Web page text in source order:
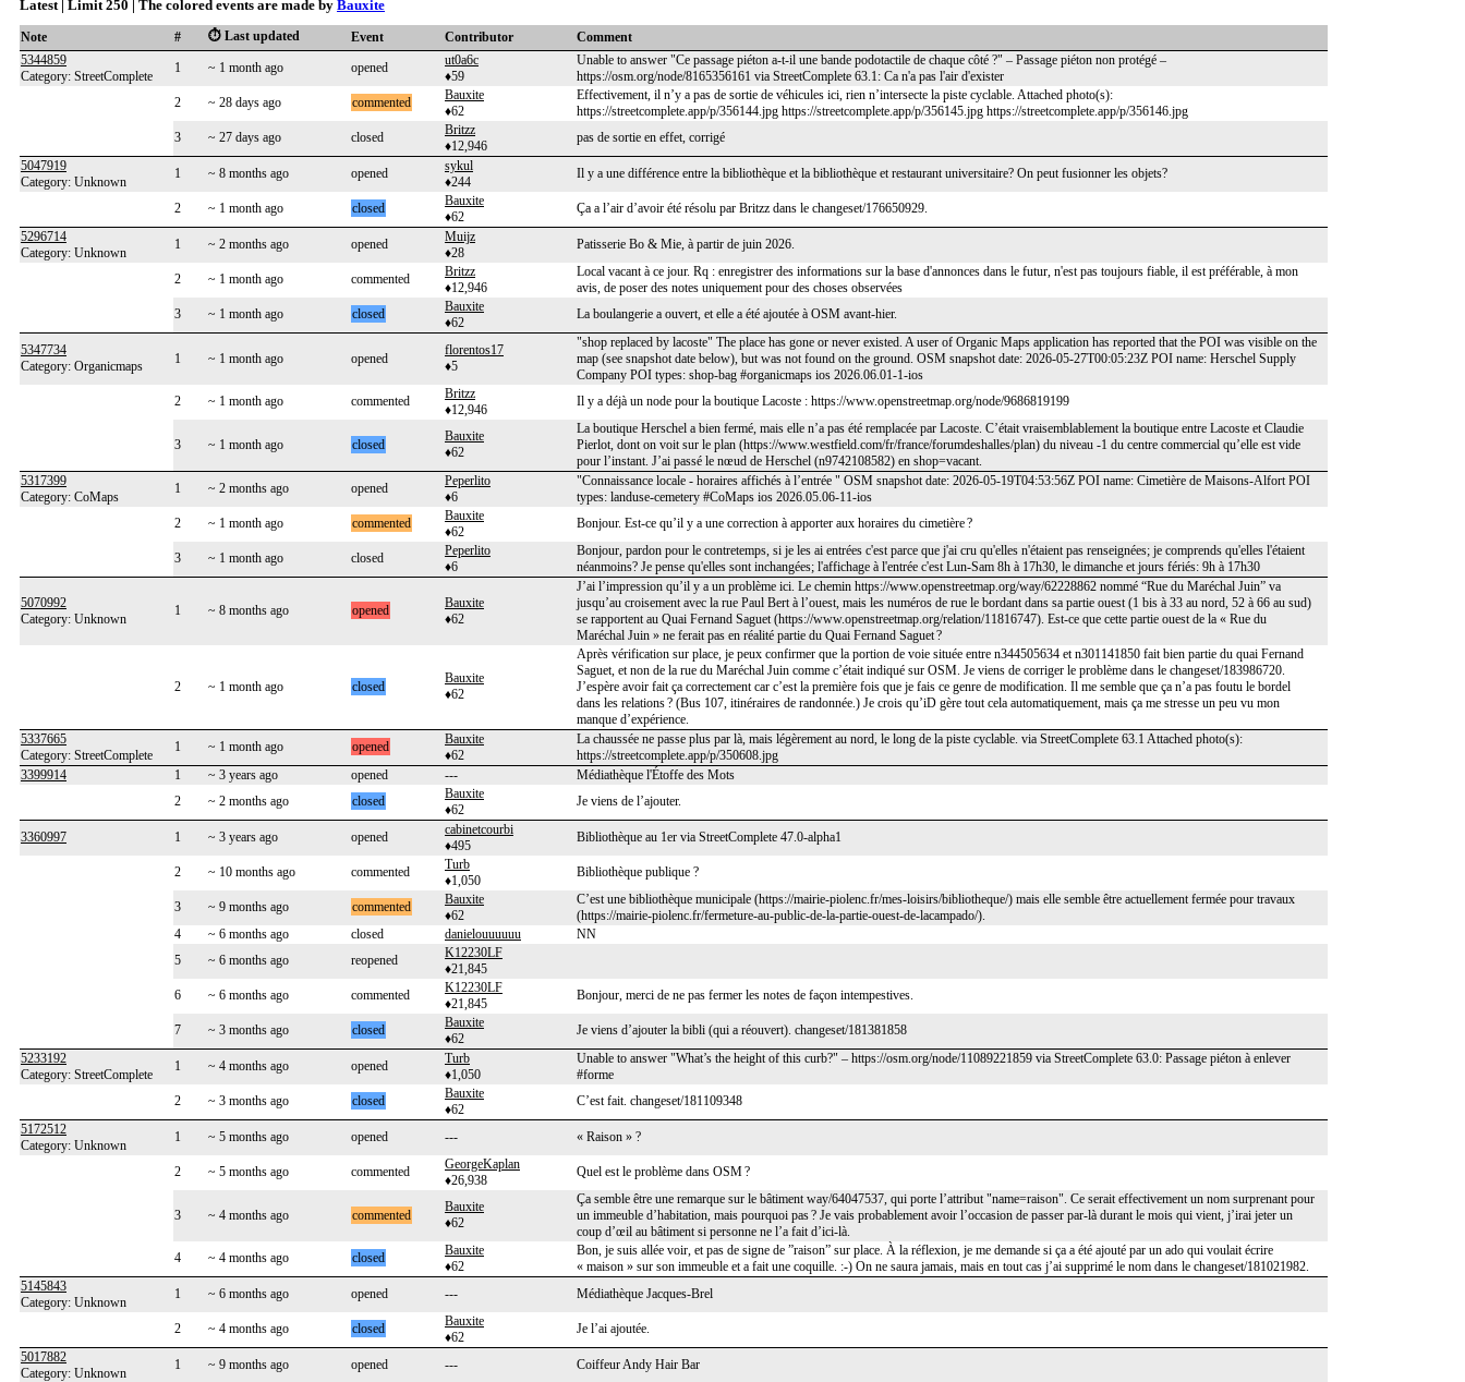
Latest | Limit 250 | The colored events are made by Bauxite
Note # ⏱️ Last updated Event Contributor
Comment
5344859
Category: StreetComplete
1 ~ 1 month ago opened
ut0a6c
♦59
Unable to answer "Ce passage piéton a-t-il une bande podotactile de chaque côté ?" – Passage piéton non protégé –
https://osm.org/node/8165356161 via StreetComplete 63.1: Ca n'a pas l'air d'exister
2
~ 28 days ago commented
Bauxite
♦62
Effectivement, il n’y a pas de sortie de véhicules ici, rien n’intersecte la piste cyclable. Attached photo(s):
https://streetcomplete.app/p/356144.jpg https://streetcomplete.app/p/356145.jpg https://streetcomplete.app/p/356146.jpg
3
~ 27 days ago closed
Britzz
♦12,946
pas de sortie en effet, corrigé
5047919
Category: Unknown
1 ~ 8 months ago opened
sykul
♦244
Il y a une différence entre la bibliothèque et la bibliothèque et restaurant universitaire? On peut fusionner les objets?
2 ~ 1 month ago closed
Bauxite
♦62
Ça a l’air d’avoir été résolu par Britzz dans le changeset/176650929.
5296714
Category: Unknown
1 ~ 2 months ago opened
Muijz
♦28
Patisserie Bo & Mie, à partir de juin 2026.
2 ~ 1 month ago commented
Britzz
♦12,946
Local vacant à ce jour. Rq : enregistrer des informations sur la base d'annonces dans le futur, n'est pas toujours fiable, il est préférable, à mon
avis, de poser des notes uniquement pour des choses observées
3
~ 1 month ago closed
Bauxite
♦62
La boulangerie a ouvert, et elle a été ajoutée à OSM avant-hier.
5347734
Category: Organicmaps
1 ~ 1 month ago opened
florentos17
♦5
"shop replaced by lacoste" The place has gone or never existed. A user of Organic Maps application has reported that the POI was visible on the
map (see snapshot date below), but was not found on the ground. OSM snapshot date: 2026-05-27T00:05:23Z POI name: Herschel Supply
Company POI types: shop-bag #organicmaps ios 2026.06.01-1-ios
2
~ 1 month ago commented
Britzz
♦12,946
Il y a déjà un node pour la boutique Lacoste : https://www.openstreetmap.org/node/9686819199
3 ~ 1 month ago closed
Bauxite
♦62
La boutique Herschel a bien fermé, mais elle n’a pas été remplacée par Lacoste. C’était vraisemblablement la boutique entre Lacoste et Claudie
Pierlot, dont on voit sur le plan (https://www.westfield.com/fr/france/forumdeshalles/plan) du niveau -1 du centre commercial qu’elle est vide
pour l’instant. J’ai passé le nœud de Herschel (n9742108582) en shop=vacant.
5317399
Category: CoMaps
1 ~ 2 months ago opened
Peperlito
♦6
"Connaissance locale - horaires affichés à l’entrée " OSM snapshot date: 2026-05-19T04:53:56Z POI name: Cimetière de Maisons-Alfort POI
types: landuse-cemetery #CoMaps ios 2026.05.06-11-ios
2
~ 1 month ago commented
Bauxite
♦62
Bonjour. Est-ce qu’il y a une correction à apporter aux horaires du cimetière ?
3 ~ 1 month ago closed
Peperlito
♦6
Bonjour, pardon pour le contretemps, si je les ai entrées c'est parce que j'ai cru qu'elles n'étaient pas renseignées; je comprends qu'elles l'étaient
néanmoins? Je pense qu'elles sont inchangées; l'affichage à l'entrée c'est Lun-Sam 8h à 17h30, le dimanche et jours fériés: 9h à 17h30
5070992
Category: Unknown
1 ~ 8 months ago opened
Bauxite
♦62
J’ai l’impression qu’il y a un problème ici. Le chemin https://www.openstreetmap.org/way/62228862 nommé “Rue du Maréchal Juin” va
jusqu’au croisement avec la rue Paul Bert à l’ouest, mais les numéros de rue le bordant dans sa partie ouest (1 bis à 33 au nord, 52 à 66 au sud)
se rapportent au Quai Fernand Saguet (https://www.openstreetmap.org/relation/11816747). Est-ce que cette partie ouest de la « Rue du
Maréchal Juin » ne ferait pas en réalité partie du Quai Fernand Saguet ?
2 ~ 1 month ago closed
Bauxite
♦62
Après vérification sur place, je peux confirmer que la portion de voie située entre n344505634 et n301141850 fait bien partie du quai Fernand
Saguet, et non de la rue du Maréchal Juin comme c’était indiqué sur OSM. Je viens de corriger le problème dans le changeset/183986720.
J’espère avoir fait ça correctement car c’est la première fois que je fais ce genre de modification. Il me semble que ça n’a pas foutu le bordel
dans les relations ? (Bus 107, itinéraires de randonnée.) Je crois qu’iD gère tout cela automatiquement, mais ça me stresse un peu vu mon
manque d’expérience.
5337665
Category: StreetComplete
1 ~ 1 month ago opened
Bauxite
♦62
La chaussée ne passe plus par là, mais légèrement au nord, le long de la piste cyclable. via StreetComplete 63.1 Attached photo(s):
https://streetcomplete.app/p/350608.jpg
3399914
1 ~ 3 years ago opened ---
Médiathèque l'Étoffe des Mots
2
~ 2 months ago closed
Bauxite
♦62
Je viens de l’ajouter.
3360997 1 ~ 3 years ago opened
cabinetcourbi
♦495
Bibliothèque au 1er via StreetComplete 47.0-alpha1
2 ~ 10 months ago commented
Turb
♦1,050
Bibliothèque publique ?
3 ~ 9 months ago commented
Bauxite
♦62
C’est une bibliothèque municipale (https://mairie-piolenc.fr/mes-loisirs/bibliotheque/) mais elle semble être actuellement fermée pour travaux
(https://mairie-piolenc.fr/fermeture-au-public-de-la-partie-ouest-de-lacampado/).
4
~ 6 months ago closed danielouuuuuu
NN
5
~ 6 months ago reopened
K12230LF
♦21,845
6
~ 6 months ago commented
K12230LF
♦21,845
Bonjour, merci de ne pas fermer les notes de façon intempestives.
7 ~ 3 months ago closed
Bauxite
♦62
Je viens d’ajouter la bibli (qui a réouvert). changeset/181381858
5233192
Category: StreetComplete
1 ~ 4 months ago opened
Turb
♦1,050
Unable to answer "What’s the height of this curb?" – https://osm.org/node/11089221859 via StreetComplete 63.0: Passage piéton à enlever
#forme
2
~ 3 months ago closed
Bauxite
♦62
C’est fait. changeset/181109348
5172512
Category: Unknown
1 ~ 5 months ago opened --- « Raison » ?
2 ~ 5 months ago commented
GeorgeKaplan
♦26,938
Quel est le problème dans OSM ?
3 ~ 4 months ago commented
Bauxite
♦62
Ça semble être une remarque sur le bâtiment way/64047537, qui porte l’attribut "name=raison". Ce serait effectivement un nom surprenant pour
un immeuble d’habitation, mais pourquoi pas ? Je vais probablement avoir l’occasion de passer par-là durant le mois qui vient, j’irai jeter un
coup d’œil au bâtiment si personne ne l’a fait d’ici-là.
4
~ 4 months ago closed
Bauxite
♦62
Bon, je suis allée voir, et pas de signe de ”raison” sur place. À la réflexion, je me demande si ça a été ajouté par un ado qui voulait écrire
« maison » sur son immeuble et a fait une coquille. :-) On ne saura jamais, mais en tout cas j’ai supprimé le nom dans le changeset/181021982.
5145843
Category: Unknown
1 ~ 6 months ago opened --- Médiathèque Jacques-Brel
2 ~ 4 months ago closed
Bauxite
♦62
Je l’ai ajoutée.
5017882
Category: Unknown
1 ~ 9 months ago opened --- Coiffeur Andy Hair Bar